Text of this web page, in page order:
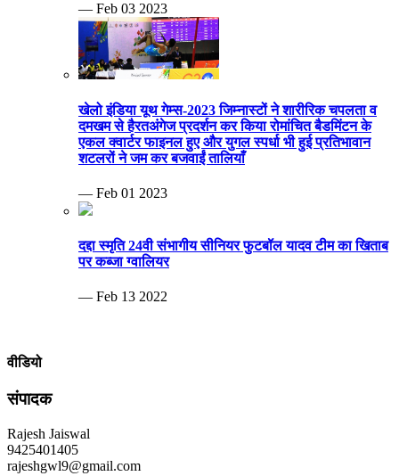
— Feb 03 2023
खेलो इंडिया यूथ गेम्स-2023 जिम्नास्टों ने शारीरिक चपलता व
दमखम से हैरतअंगेज प्रदर्शन कर किया रोमांचित बैडमिंटन के
एकल क्वार्टर फाइनल हुए और युगल स्पर्धा भी हुई प्रतिभावान
शटलरों ने जम कर बजवाईं तालियाँ
— Feb 01 2023
दद्दा स्मृति 24वी संभागीय सीनियर फुटबॉल यादव टीम का खिताब
पर कब्जा ग्वालियर
— Feb 13 2022
वीडियो
संपादक
Rajesh Jaiswal
9425401405
rajeshgwl9@gmail.com